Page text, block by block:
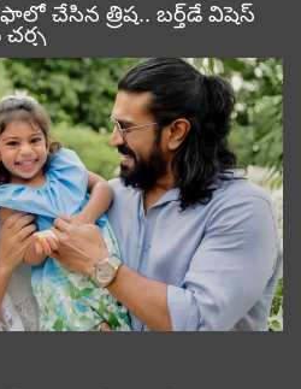
చేసిన త్రిష.. బర్త్‌డే విషెస్
చర్చ